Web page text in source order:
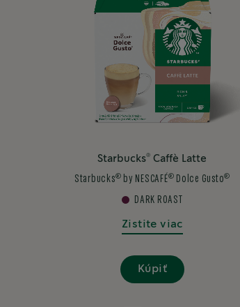
Starbucks® Caffè Latte
Starbucks® by NESCAFÉ® Dolce Gusto®
DARK ROAST
Kúpiť
Zistite viac